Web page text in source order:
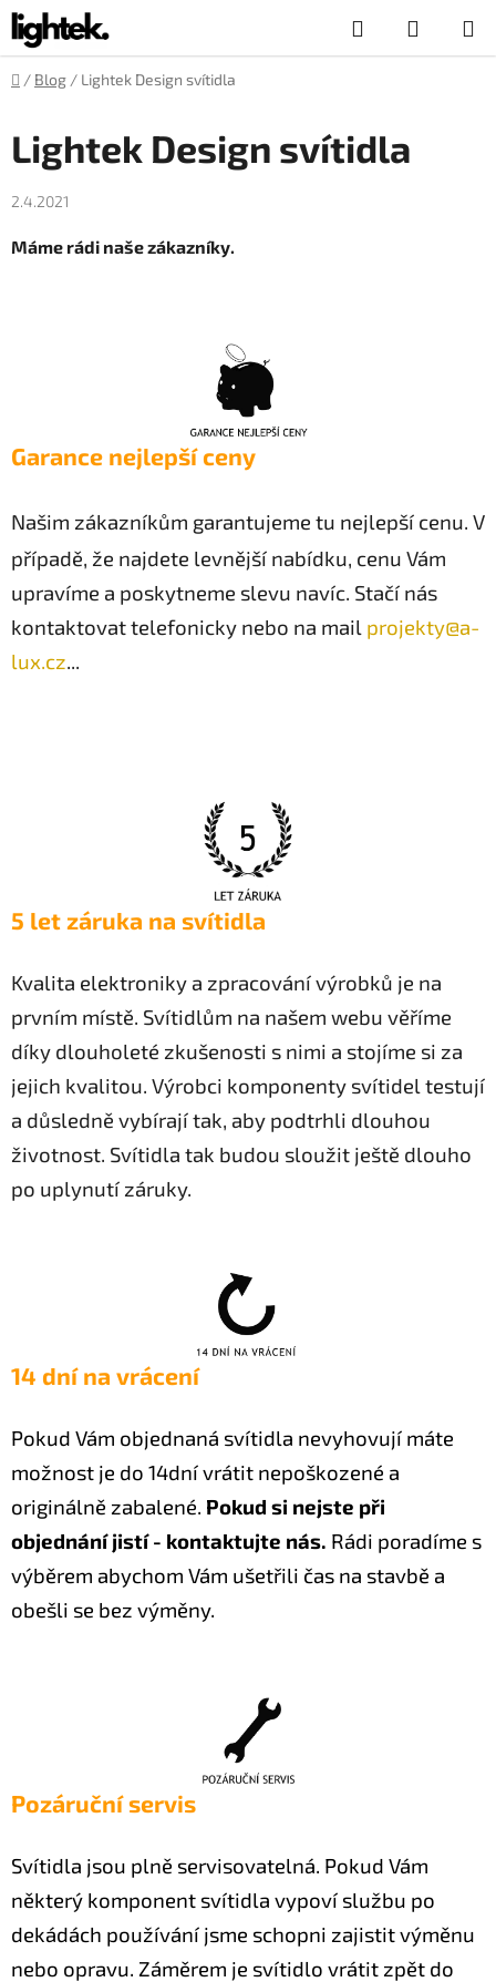
Přejít
na
obsah
Hledat
KOŠÍK
Domů
/ Blog / Lightek Design svítidla
Lightek Design svítidla
2.4.2021
Máme rádi naše zákazníky.
Garance nejlepší ceny
Našim zákazníkům garantujeme tu nejlepší cenu. V
případě, že najdete levnější nabídku, cenu Vám
upravíme a poskytneme slevu navíc. Stačí nás
kontaktovat telefonicky nebo na mail projekty@a-
lux.cz...
5 let záruka na svítidla
Kvalita elektroniky a zpracování výrobků je na
prvním místě. Svítidlům na našem webu věříme
díky dlouholeté zkušenosti s nimi a stojíme si za
jejich kvalitou. Výrobci komponenty svítidel testují
a důsledně vybírají tak, aby podtrhli dlouhou
životnost. Svítidla tak budou sloužit ještě dlouho
po uplynutí záruky.
14 dní na vrácení
Pokud Vám objednaná svítidla nevyhovují máte
možnost je do 14dní vrátit nepoškozené a
originálně zabalené. Pokud si nejste při
objednání jistí - kontaktujte nás. Rádi poradíme s
výběrem abychom Vám ušetřili čas na stavbě a
obešli se bez výměny.
Pozáruční servis
Svítidla jsou plně servisovatelná. Pokud Vám
některý komponent svítidla vypoví službu po
dekádách používání jsme schopni zajistit výměnu
nebo opravu. Záměrem je svítidlo vrátit zpět do